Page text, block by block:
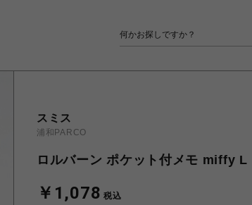
スミス
浦和PARCO
ロルバーン ポケット付メモ miffy L
￥1,078 税込